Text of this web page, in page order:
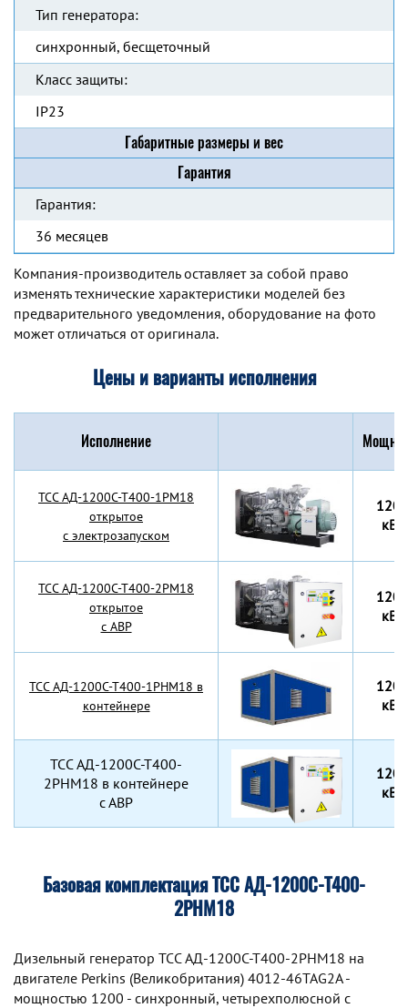
Тип генератора:
синхронный, бесщеточный
Класс защиты:
IP23
Габаритные размеры и вес
Гарантия
Гарантия:
36 месяцев
Компания-производитель оставляет за собой право
изменять технические характеристики моделей без
предварительного уведомления, оборудование на фото
может отличаться от оригинала.
Цены и варианты исполнения
Исполнение
TCC АД-1200С-Т400-1РМ18
открытое
с электрозапуском
1200
кВт
TCC АД-1200С-Т400-2РМ18
открытое
с АВР
1200
кВт
TCC АД-1200С-Т400-1РНМ18 в
контейнере
1200
кВт
TCC АД-1200С-Т400-
2РНМ18 в контейнере
с АВР
1200
кВт
Базовая комплектация ТСС АД-1200С-Т400-
2РНМ18
Дизельный генератор TCC АД-1200С-Т400-2РНМ18 на
двигателе Perkins (Великобритания) 4012-46TAG2A -
мощностью 1200 - синхронный, четырехполюсной с